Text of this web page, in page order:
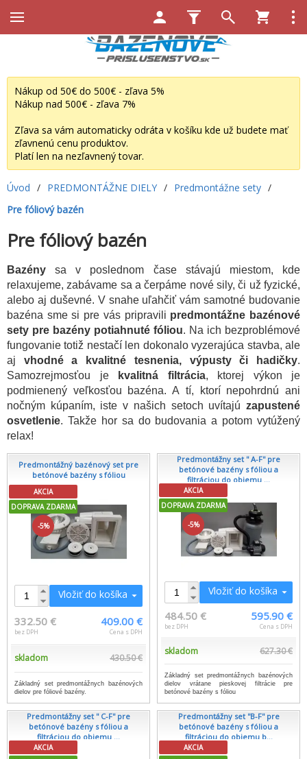
Nákup od 50€ do 500€ - zľava 5%
Nákup nad 500€ - zľava 7%
Zľava sa vám automaticky odráta v košíku kde už budete mať
zľavnenú cenu produktov.
Platí len na nezľavnený tovar.
Úvod / PREDMONTÁŽNE DIELY / Predmontážne sety /
Pre fóliový bazén
Pre fóliový bazén
Bazénysa v poslednom čase stávajú miestom, kde
relaxujeme, zabávame sa a čerpáme nové sily, či už fyzické,
alebo aj duševné. V snahe uľahčiť vám samotné budovanie
bazéna sme si pre vás pripravili predmontážne bazénové
sety pre bazény potiahnuté fóliou. Na ich bezproblémové
fungovanie totiž nestačí len dokonalo vyzerajúca stavba, ale
aj vhodné a kvalitné tesnenia, výpusty či hadičky.
Samozrejmosťou je
kvalitná filtrácia, ktorej výkon je
podmienený veľkosťou bazéna. A tí, ktorí nepohrdnú ani
nočným kúpaním, iste v našich setoch uvítajú zapustené
osvetlenie. Takže hor sa do budovania a potom vytúžený
relax!
Predmontážný bazénový set pre
betónové bazény s fóliou
AKCIA
DOPRAVA ZDARMA
-5%
Vložiť do košíka
332.50 €
bez DPH
409.00 €
Cena s DPH
skladom 430.50 €
Základný set predmontážnych bazénových
dielov pre fóliové bazény.
Predmontážny set '' A-F'' pre
betónové bazény s fóliou a
filtráciou do objemu ...
AKCIA
DOPRAVA ZDARMA
-5%
Vložiť do košíka
484.50 €
bez DPH
595.90 €
Cena s DPH
skladom 627.30 €
Základný set predmontážnych bazénových
dielov vrátane pieskovej filtrácie pre
betónové bazény s fóliou
Predmontážny set '' C-F'' pre
betónové bazény s fóliou a
filtráciou do objemu ...
AKCIA
Predmontážny set ''B-F'' pre
betónové bazény s fóliou a
filtráciou do objemu b...
AKCIA